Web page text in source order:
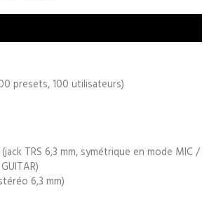
presets, 100 utilisateurs)
TRS 6,3 mm, symétrique en mode MIC /
6,3 mm)